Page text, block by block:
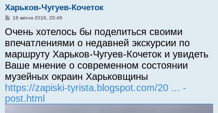
Харьков-Чугуев-Кочеток
П
в
і
д
о
м
л
е
н
н
я
18 квітня 2016, 20:49
Очень хотелось бы поделиться своими
впечатлениями о недавней экскурсии по
маршруту Харьков-Чугуев-Кочеток и увидеть
Ваше мнение о современном состоянии
музейных окраин Харьковщины
https://zapiski-tyrista.blogspot.com/20 ... -
post.html